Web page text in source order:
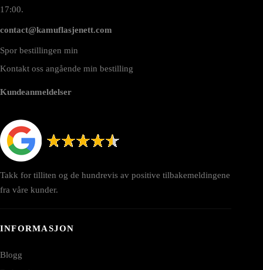
17:00.
contact@kamuflasjenett.com
Spor bestillingen min
Kontakt oss angående min bestilling
Kundeanmeldelser
Takk for tilliten og de hundrevis av positive tilbakemeldingene
fra våre kunder.
INFORMASJON
Blogg